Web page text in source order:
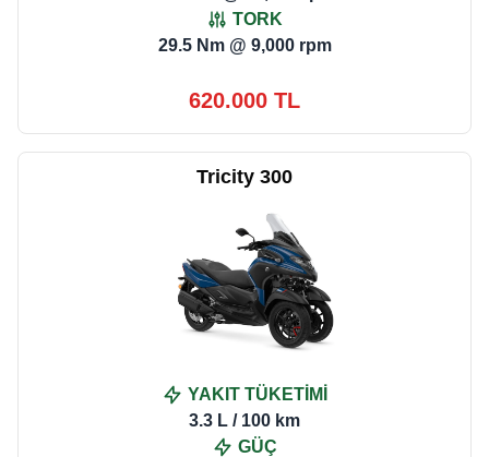
TORK
29.5 Nm @ 9,000 rpm
620.000 TL
Tricity 300
YAKIT TÜKETİMİ
3.3 L / 100 km
GÜÇ